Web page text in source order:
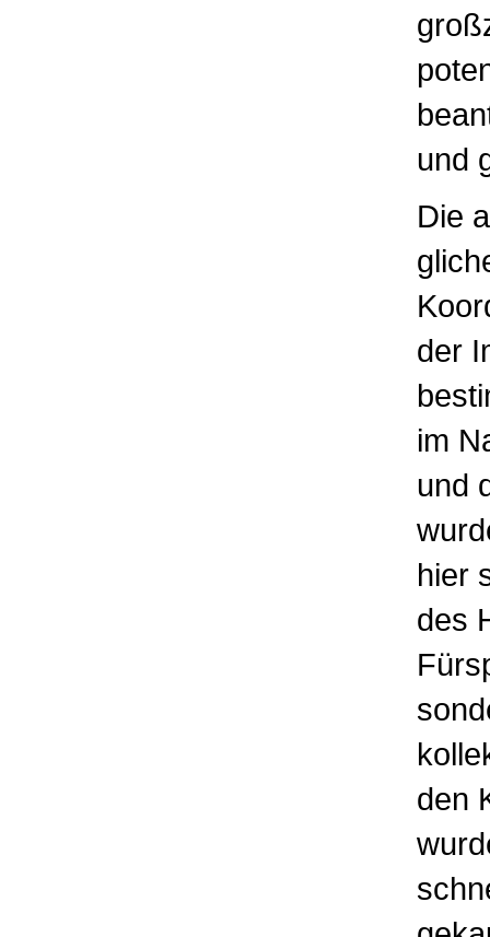
und
Die
der
im
und
hier
des
den